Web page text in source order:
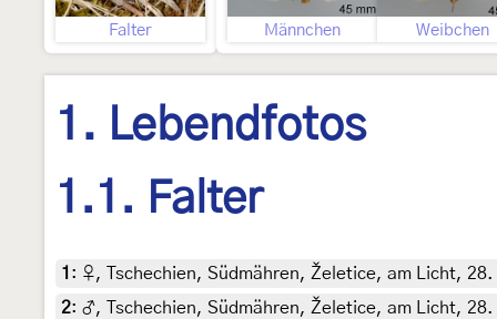
Falter Männchen Weibchen
1. Lebendfotos
1.1. Falter
1 : ♀, Tschechien, Südmähren, Želetice, am Licht,
2: ♂, Tschechien, Südmähren, Želetice, am Licht,